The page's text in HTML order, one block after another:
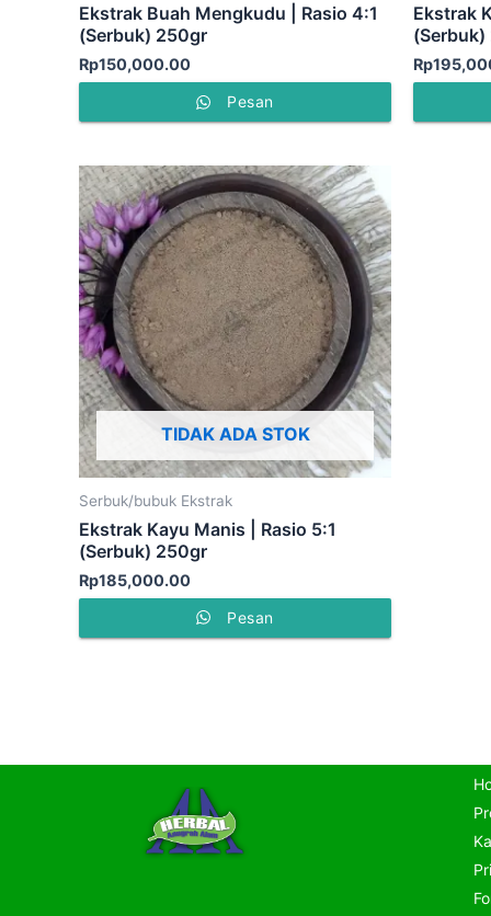
Ekstrak Buah Mengkudu | Rasio 4:1
(Serbuk) 250gr
Rp150,000.00
Pesan
Ekstrak
Rp
TIDAK ADA STOK
Serbuk/bubuk Ekstrak
Ekstrak Kayu Manis | Rasio 5:1
(Serbuk) 250gr
Rp185,000.00
Pesan